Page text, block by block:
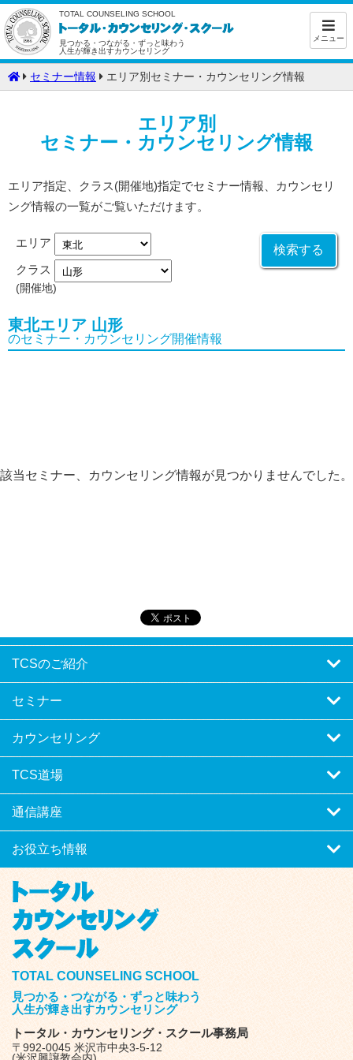
TOTAL COUNSELING SCHOOL
見つかる・つながる・ずっと味わう
人生が輝き出すカウンセリング
メニュー
セミナー情報 エリア別セミナー・カウンセリング情報
エリア別
セミナー・カウンセリング情報
エリア指定、クラス(開催地)指定でセミナー情報、カウンセリ
ング情報の一覧がご覧いただけます。
エリア
クラス
(開催地)
東北エリア 山形
のセミナー・カウンセリング開催情報
該当セミナー、カウンセリング情報が見つかりませんでした。
TCSのご紹介
セミナー
カウンセリング
TCS道場
通信講座
お役立ち情報
TOTAL COUNSELING SCHOOL
見つかる・つながる・ずっと味わう
人生が輝き出すカウンセリング
トータル・カウンセリング・スクール事務局
〒992-0045 米沢市中央3-5-12